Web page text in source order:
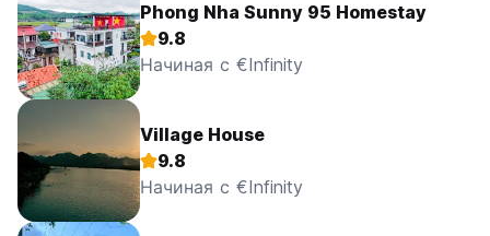
Phong Nha Sunny 95 Homestay
9.8
Начиная с €Infinity
Village House
9.8
Начиная с €Infinity